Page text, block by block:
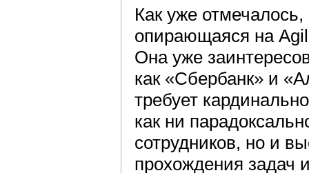
Как уже
опирающаяся на
Она уже
как «Сбербанк» и
требует
как ни
сотрудников, но и
прохождения задач